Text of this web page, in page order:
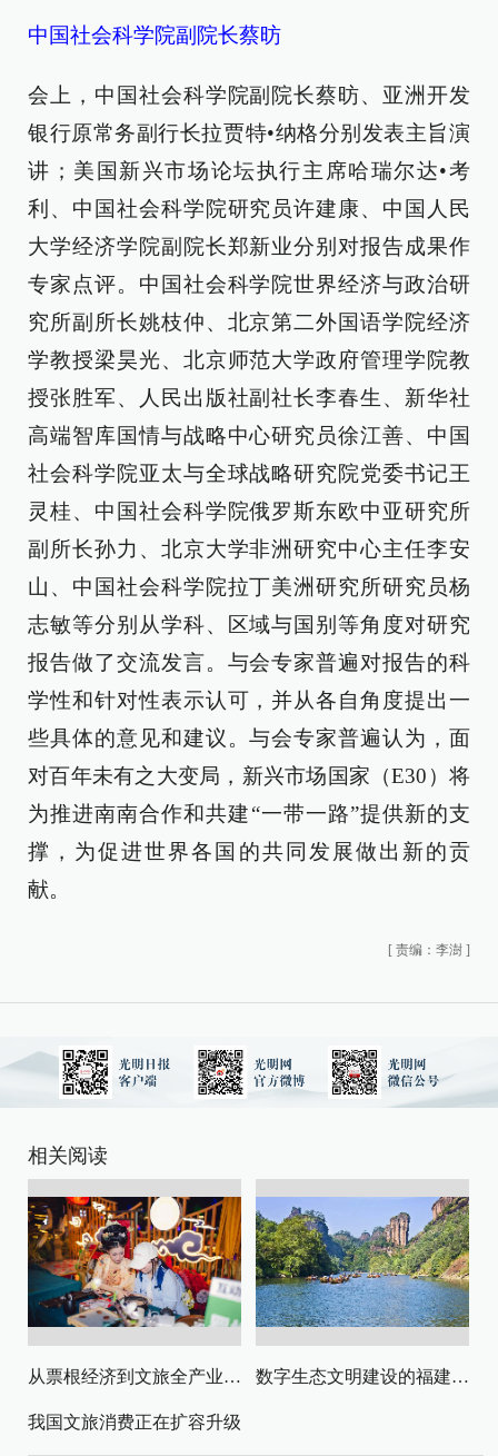
中国社会科学院副院长蔡昉
会上，中国社会科学院副院长蔡昉、亚洲开发
银行原常务副行长拉贾特•纳格分别发表主旨演
讲；美国新兴市场论坛执行主席哈瑞尔达•考
利、中国社会科学院研究员许建康、中国人民
大学经济学院副院长郑新业分别对报告成果作
专家点评。中国社会科学院世界经济与政治研
究所副所长姚枝仲、北京第二外国语学院经济
学教授梁昊光、北京师范大学政府管理学院教
授张胜军、人民出版社副社长李春生、新华社
高端智库国情与战略中心研究员徐江善、中国
社会科学院亚太与全球战略研究院党委书记王
灵桂、中国社会科学院俄罗斯东欧中亚研究所
副所长孙力、北京大学非洲研究中心主任李安
山、中国社会科学院拉丁美洲研究所研究员杨
志敏等分别从学科、区域与国别等角度对研究
报告做了交流发言。与会专家普遍对报告的科
学性和针对性表示认可，并从各自角度提出一
些具体的意见和建议。与会专家普遍认为，面
对百年未有之大变局，新兴市场国家（E30）将
为推进南南合作和共建“一带一路”提供新的支
撑，为促进世界各国的共同发展做出新的贡
献。
[ 责编：李澍 ]
相关阅读
从票根经济到文旅全产业链升级 数字生态文明建设的福建路径与启示
我国文旅消费正在扩容升级